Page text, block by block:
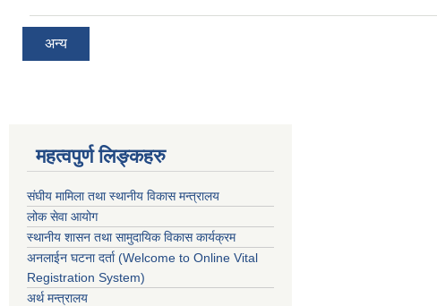
अन्य
महत्वपुर्ण लिङ्कहरु
संघीय मामिला तथा स्थानीय विकास मन्त्रालय
लोक सेवा आयोग
स्थानीय शासन तथा सामुदायिक विकास कार्यक्रम
अनलाईन घटना दर्ता (Welcome to Online Vital
Registration System)
अर्थ मन्त्रालय